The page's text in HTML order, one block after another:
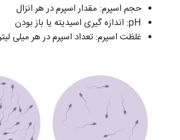
حجم اسپرم: مقدار اسپرم در هر انزال
pH: اندازه‌ گیری اسیدیته یا باز بودن
غلظت اسپرم: تعداد اسپرم در هر میلی